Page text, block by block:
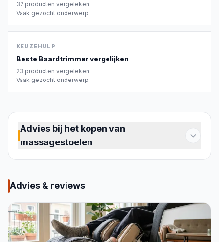
32 producten vergeleken
Vaak gezocht onderwerp
KEUZEHULP
Beste Baardtrimmervergelijken
23 producten vergeleken
Vaak gezocht onderwerp
Advies bij het kopen van
massagestoelen
spierpijn na het sporten of gewoon behoefte aan
rust: een goed model neemt die spanning weg op
het moment dat jij dat wilt. De markt biedt een
breed scala, van compacte kussens die je op een
gewone stoel legt tot volledige stoelen die je hele
Advies & reviews